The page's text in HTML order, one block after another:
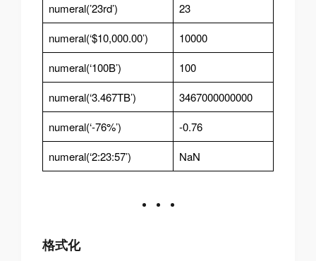
numeral(’23rd’)
23
numeral(‘$10,000.00’)
10000
numeral(‘100B’)
100
numeral(‘3.467TB’)
3467000000000
numeral(‘-76%’)
-0.76
numeral(‘2:23:57’)
NaN
格式化